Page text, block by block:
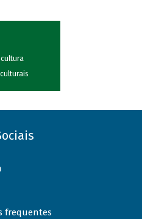
cultura
frequentes